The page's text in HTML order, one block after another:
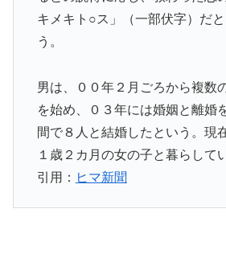
キメキト○ス」（一部伏字）だ
う。
男は、００年２月ごろから複数
を始め、０３年には婚姻と離婚
間で８人と結婚したという。現
１歳２カ月の女の子と暮らして
引用： ヒマ新聞